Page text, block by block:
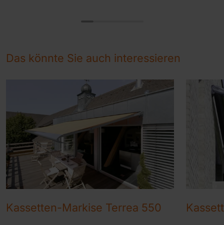
Das könnte Sie auch interessieren
Kassetten-Markise Terrea 550